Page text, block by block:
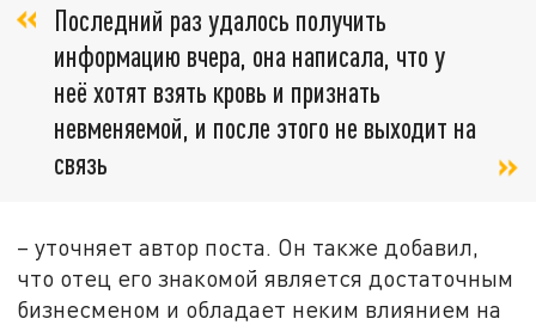
Последний раз удалось получить
информацию вчера, она написала, что у
неё хотят взять кровь и признать
невменяемой, и после этого не выходит на
связь
– уточняет автор поста. Он также добавил,
что отец его знакомой является достаточным
бизнесменом и обладает неким влиянием на